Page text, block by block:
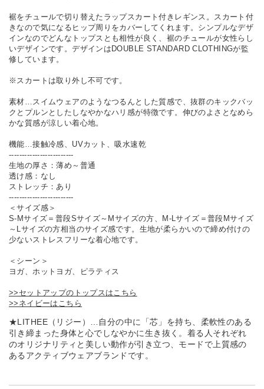
裾をチュールで切り替えたラップスカート付きレギンス。スカート付
きなので気になるヒップ周りをカバーしてくれます。シンプルなデザ
インなのでどんなトップスとも相性が良く、裾のチュールが女性らし
いデザインです。デザインはDOUBLE STANDARD CLOTHINGが監
修しています。
※スカートは取り外し不可です。
素材…スイムウェアのようなつるんとした質感で、抜群のキックバッ
クとプルンとしたしなやかなハリ感が特徴です。伸びのよさとなめら
かな質感が涼しい着心地。
機能…接触冷感、UVカット、吸水速乾
-------------------------
生地の厚さ：薄め～普通
透け感：なし
ストレッチ：あり
-------------------------
＜サイズ感＞
S-Mサイズ＝普段Sサイズ～Mサイズの方、M-Lサイズ＝普段Mサイズ
～Lサイズの方相当のサイズ感です。生地が柔らかいので締め付けの
少ないストレスフリーな着心地です。
＜シーン＞
ヨガ、ホットヨガ、ピラティス
>>セットアップのトップスはこちら
>>ネイビーはこちら
★LITHEE（リジー）…自分の中に「芯」を持ち、柔軟性のある
引き締まった身体と心でしなやかに生き抜く。着る人それぞれ
のオリジナリティと美しい動作が引き立つ、モードで上質感の
あるアクティブウェアブランドです。